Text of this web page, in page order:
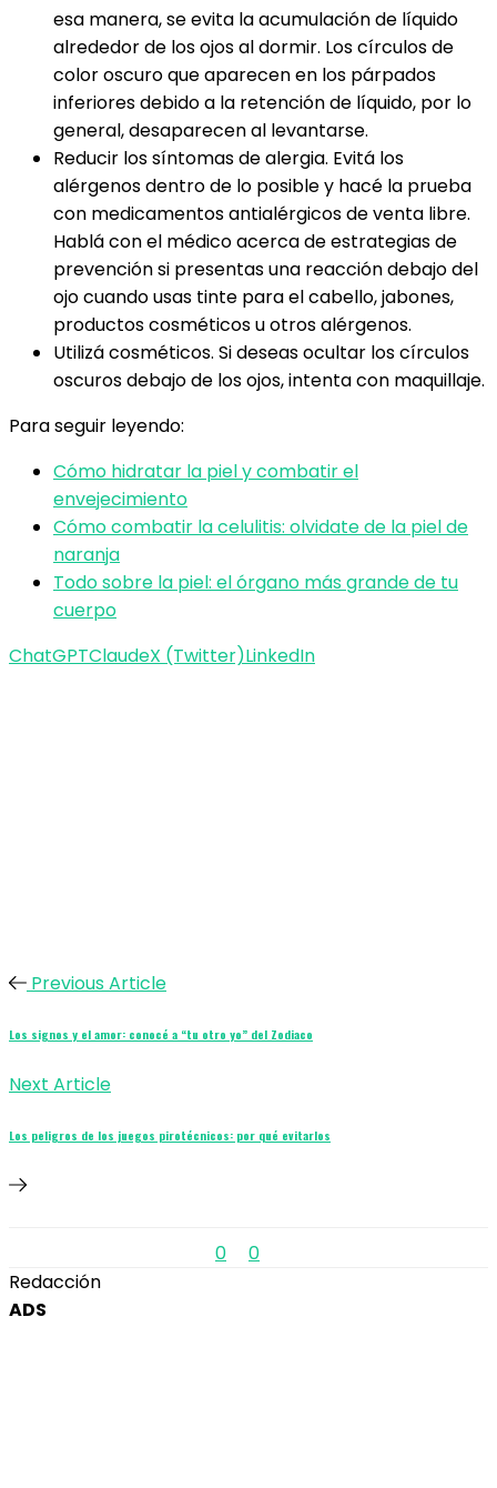
esa manera, se evita la acumulación de líquido
alrededor de los ojos al dormir. Los círculos de
color oscuro que aparecen en los párpados
inferiores debido a la retención de líquido, por lo
general, desaparecen al levantarse.
Reducir los síntomas de alergia. Evitá los
alérgenos dentro de lo posible y hacé la prueba
con medicamentos antialérgicos de venta libre.
Hablá con el médico acerca de estrategias de
prevención si presentas una reacción debajo del
ojo cuando usas tinte para el cabello, jabones,
productos cosméticos u otros alérgenos.
Utilizá cosméticos. Si deseas ocultar los círculos
oscuros debajo de los ojos, intenta con maquillaje.
Para seguir leyendo:
Cómo hidratar la piel y combatir el
envejecimiento
Cómo combatir la celulitis: olvidate de la piel de
naranja
Todo sobre la piel: el órgano más grande de tu
cuerpo
ChatGPTClaudeX (Twitter)LinkedIn
Previous Article
Los signos y el amor: conocé a “tu otro yo” del Zodiaco
Next Article
Los peligros de los juegos pirotécnicos: por qué evitarlos
0
0
Redacción
ADS